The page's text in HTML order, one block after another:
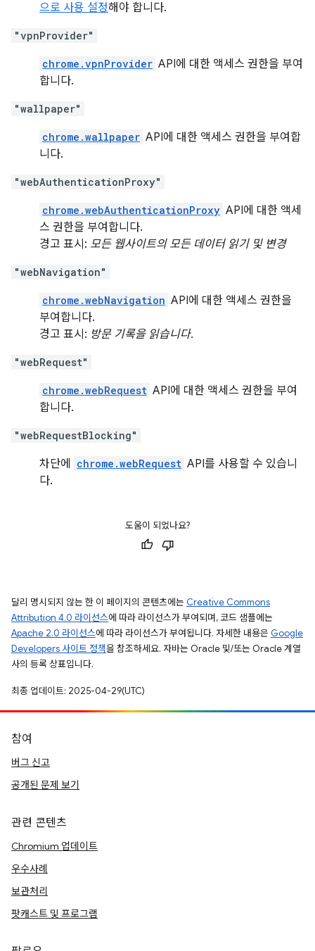
으로 사용 설정해야 합니다.
"vpnProvider"
chrome.vpnProvider API에 대한 액세스 권한을 부여
합니다.
"wallpaper"
chrome.wallpaper API에 대한 액세스 권한을 부여합
니다.
"webAuthenticationProxy"
chrome.webAuthenticationProxy API에 대한 액세
스 권한을 부여합니다.
경고 표시: 모든 웹사이트의 모든 데이터 읽기 및 변경
"webNavigation"
chrome.webNavigation API에 대한 액세스 권한을
부여합니다.
경고 표시: 방문 기록을 읽습니다.
"webRequest"
chrome.webRequest API에 대한 액세스 권한을 부여
합니다.
"webRequestBlocking"
차단에 chrome.webRequest API를 사용할 수 있습니
다.
도움이 되었나요?
달리 명시되지 않는 한 이 페이지의 콘텐츠에는 Creative Commons
Attribution 4.0 라이선스에 따라 라이선스가 부여되며, 코드 샘플에는
Apache 2.0 라이선스에 따라 라이선스가 부여됩니다. 자세한 내용은 Google
Developers 사이트 정책을 참조하세요. 자바는 Oracle 및/또는 Oracle 계열
사의 등록 상표입니다.
최종 업데이트: 2025-04-29(UTC)
참여
버그 신고
공개된 문제 보기
관련 콘텐츠
Chromium 업데이트
우수사례
보관처리
팟캐스트 및 프로그램